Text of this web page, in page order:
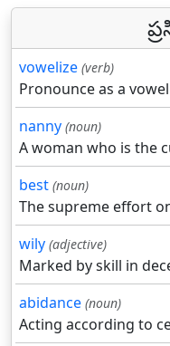
vowelize (verb)
Pronounce as a
nanny (noun)
A woman who is the
best (noun)
The supreme effort
wily (adjective)
Marked by skill in
abidance (noun)
Acting according to